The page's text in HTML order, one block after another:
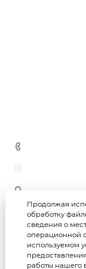
625059, г.
Астар-групп ©
Продолжая
обработку
сведения о
операционной
используемом
работы нашего